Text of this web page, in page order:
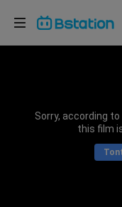
Sorry, according
this film
Pilih bahasa
Bahasa Indonesia